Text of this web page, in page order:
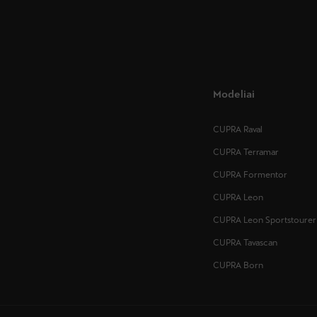
Modeliai
CUPRA Raval
CUPRA Terramar
CUPRA Formentor
CUPRA Leon
CUPRA Leon Sportstourer
CUPRA Tavascan
CUPRA Born